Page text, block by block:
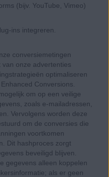
(bijv. YouTube, Vimeo)
ins integreren.
conversiemetingen
onze advertenties
optimaliseren
Conversions.
om op een veilige
zoals e-mailadressen,
Vervolgens worden deze
om de conversies die
voortkomen
Dit hashproces zorgt
beveiligd blijven.
gegevens alleen koppelen
als er geen